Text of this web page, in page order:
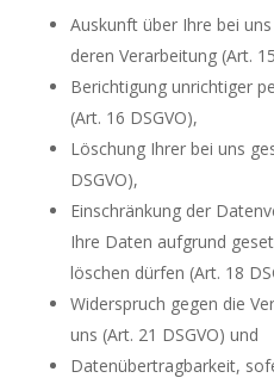
Auskunft über Ihre bei
deren Verarbeitung (Art.
Berichtigung unrichtiger
(Art. 16 DSGVO),
Löschung Ihrer bei uns
DSGVO),
Einschränkung der
Ihre Daten aufgrund
löschen dürfen (Art. 18
Widerspruch gegen die
uns (Art. 21 DSGVO) und
Datenübertragbarkeit,